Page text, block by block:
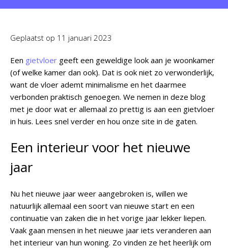
Geplaatst op 11 januari 2023
Een gietvloer geeft een geweldige look aan je woonkamer
(of welke kamer dan ook). Dat is ook niet zo verwonderlijk,
want de vloer ademt minimalisme en het daarmee
verbonden praktisch genoegen. We nemen in deze blog
met je door wat er allemaal zo prettig is aan een gietvloer
in huis. Lees snel verder en hou onze site in de gaten.
Een interieur voor het nieuwe
jaar
Nu het nieuwe jaar weer aangebroken is, willen we
natuurlijk allemaal een soort van nieuwe start en een
continuatie van zaken die in het vorige jaar lekker liepen.
Vaak gaan mensen in het nieuwe jaar iets veranderen aan
het interieur van hun woning. Zo vinden ze het heerlijk om